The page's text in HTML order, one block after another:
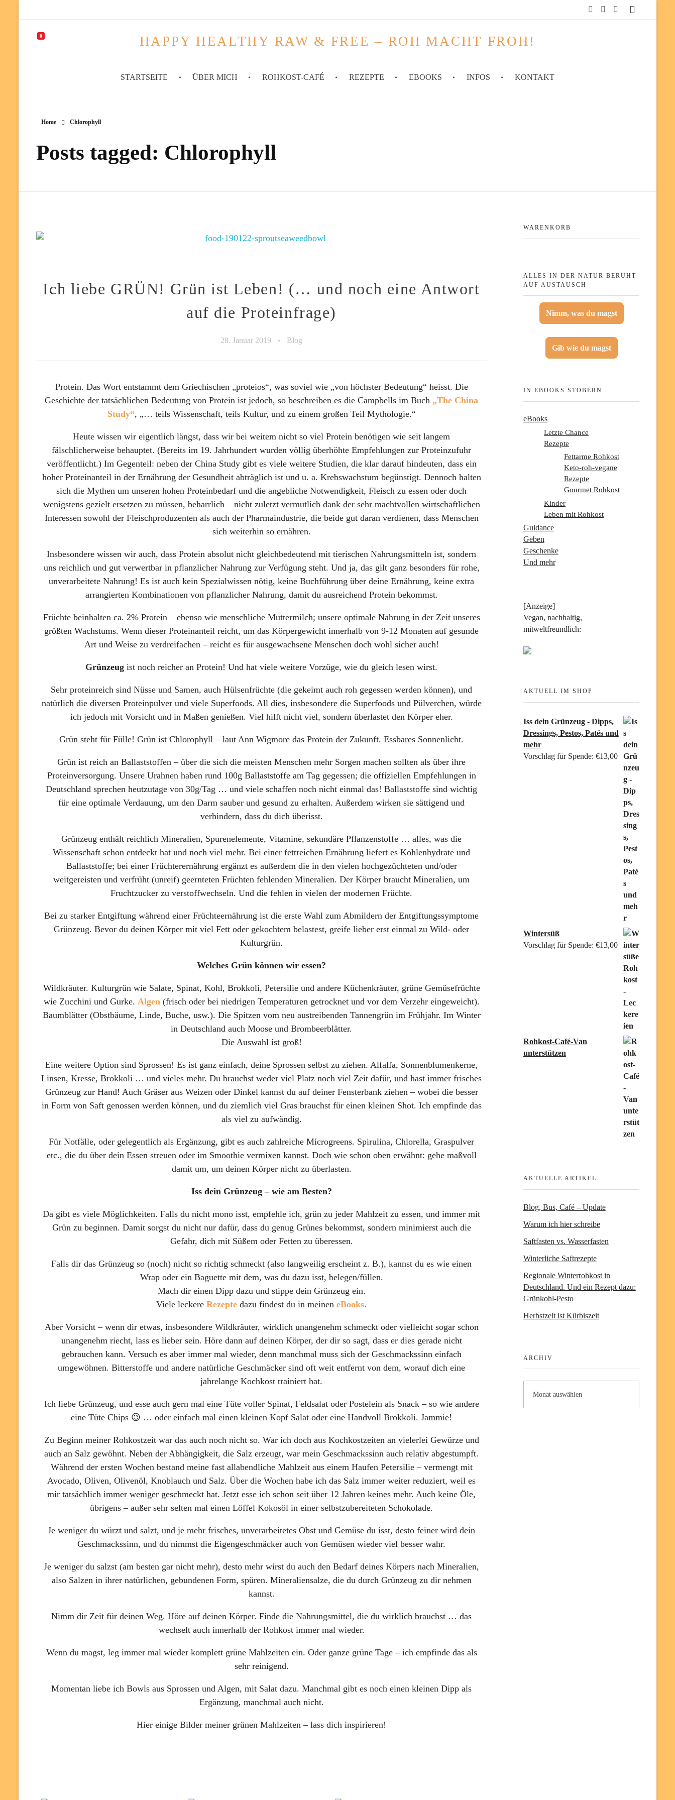
HAPPY HEALTHY RAW & FREE – ROH MACHT FROH!
0
STARTSEITE ÜBER MICH ROHKOST-CAFÉ REZEPTE EBOOKS INFOS KONTAKT
Home Chlorophyll
Posts tagged: Chlorophyll
Ich liebe GRÜN! Grün ist Leben! (… und noch eine Antwort
auf die Proteinfrage)
28. Januar 2019 Blog
Protein. Das Wort entstammt dem Griechischen „proteios“, was soviel wie „von höchster Bedeutung“ heisst. Die
Geschichte der tatsächlichen Bedeutung von Protein ist jedoch, so beschreiben es die Campbells im Buch „The China
Study“, „… teils Wissenschaft, teils Kultur, und zu einem großen Teil Mythologie.“
Heute wissen wir eigentlich längst, dass wir bei weitem nicht so viel Protein benötigen wie seit langem
fälschlicherweise behauptet. (Bereits im 19. Jahrhundert wurden völlig überhöhte Empfehlungen zur Proteinzufuhr
veröffentlicht.) Im Gegenteil: neben der China Study gibt es viele weitere Studien, die klar darauf hindeuten, dass ein
hoher Proteinanteil in der Ernährung der Gesundheit abträglich ist und u. a. Krebswachstum begünstigt. Dennoch halten
sich die Mythen um unseren hohen Proteinbedarf und die angebliche Notwendigkeit, Fleisch zu essen oder doch
wenigstens gezielt ersetzen zu müssen, beharrlich – nicht zuletzt vermutlich dank der sehr machtvollen wirtschaftlichen
Interessen sowohl der Fleischproduzenten als auch der Pharmaindustrie, die beide gut daran verdienen, dass Menschen
sich weiterhin so ernähren.
Insbesondere wissen wir auch, dass Protein absolut nicht gleichbedeutend mit tierischen Nahrungsmitteln ist, sondern
uns reichlich und gut verwertbar in pflanzlicher Nahrung zur Verfügung steht. Und ja, das gilt ganz besonders für rohe,
unverarbeitete Nahrung! Es ist auch kein Spezialwissen nötig, keine Buchführung über deine Ernährung, keine extra
arrangierten Kombinationen von pflanzlicher Nahrung, damit du ausreichend Protein bekommst.
Früchte beinhalten ca. 2% Protein – ebenso wie menschliche Muttermilch; unsere optimale Nahrung in der Zeit unseres
größten Wachstums. Wenn dieser Proteinanteil reicht, um das Körpergewicht innerhalb von 9-12 Monaten auf gesunde
Art und Weise zu verdreifachen – reicht es für ausgewachsene Menschen doch wohl sicher auch!
Grünzeug ist noch reicher an Protein! Und hat viele weitere Vorzüge, wie du gleich lesen wirst.
Sehr proteinreich sind Nüsse und Samen, auch Hülsenfrüchte (die gekeimt auch roh gegessen werden können), und
natürlich die diversen Proteinpulver und viele Superfoods. All dies, insbesondere die Superfoods und Pülverchen, würde
ich jedoch mit Vorsicht und in Maßen genießen. Viel hilft nicht viel, sondern überlastet den Körper eher.
Grün steht für Fülle! Grün ist Chlorophyll – laut Ann Wigmore das Protein der Zukunft. Essbares Sonnenlicht.
Grün ist reich an Ballaststoffen – über die sich die meisten Menschen mehr Sorgen machen sollten als über ihre
Proteinversorgung. Unsere Urahnen haben rund 100g Ballaststoffe am Tag gegessen; die offiziellen Empfehlungen in
Deutschland sprechen heutzutage von 30g/Tag … und viele schaffen noch nicht einmal das! Ballaststoffe sind wichtig
für eine optimale Verdauung, um den Darm sauber und gesund zu erhalten. Außerdem wirken sie sättigend und
verhindern, dass du dich überisst.
Grünzeug enthält reichlich Mineralien, Spurenelemente, Vitamine, sekundäre Pflanzenstoffe … alles, was die
Wissenschaft schon entdeckt hat und noch viel mehr. Bei einer fettreichen Ernährung liefert es Kohlenhydrate und
Ballaststoffe; bei einer Früchterernährung ergänzt es außerdem die in den vielen hochgezüchteten und/oder
weitgereisten und verfrüht (unreif) geernteten Früchten fehlenden Mineralien. Der Körper braucht Mineralien, um
Fruchtzucker zu verstoffwechseln. Und die fehlen in vielen der modernen Früchte.
Bei zu starker Entgiftung während einer Früchteernährung ist die erste Wahl zum Abmildern der Entgiftungssymptome
Grünzeug. Bevor du deinen Körper mit viel Fett oder gekochtem belastest, greife lieber erst einmal zu Wild- oder
Kulturgrün.
Welches Grün können wir essen?
Wildkräuter. Kulturgrün wie Salate, Spinat, Kohl, Brokkoli, Petersilie und andere Küchenkräuter, grüne Gemüsefrüchte
wie Zucchini und Gurke. Algen (frisch oder bei niedrigen Temperaturen getrocknet und vor dem Verzehr eingeweicht).
Baumblätter (Obstbäume, Linde, Buche, usw.). Die Spitzen vom neu austreibenden Tannengrün im Frühjahr. Im Winter
in Deutschland auch Moose und Brombeerblätter.
Die Auswahl ist groß!
Eine weitere Option sind Sprossen! Es ist ganz einfach, deine Sprossen selbst zu ziehen. Alfalfa, Sonnenblumenkerne,
Linsen, Kresse, Brokkoli … und vieles mehr. Du brauchst weder viel Platz noch viel Zeit dafür, und hast immer frisches
Grünzeug zur Hand! Auch Gräser aus Weizen oder Dinkel kannst du auf deiner Fensterbank ziehen – wobei die besser
in Form von Saft genossen werden können, und du ziemlich viel Gras brauchst für einen kleinen Shot. Ich empfinde das
als viel zu aufwändig.
Für Notfälle, oder gelegentlich als Ergänzung, gibt es auch zahlreiche Microgreens. Spirulina, Chlorella, Graspulver
etc., die du über dein Essen streuen oder im Smoothie vermixen kannst. Doch wie schon oben erwähnt: gehe maßvoll
damit um, um deinen Körper nicht zu überlasten.
Iss dein Grünzeug – wie am Besten?
Da gibt es viele Möglichkeiten. Falls du nicht mono isst, empfehle ich, grün zu jeder Mahlzeit zu essen, und immer mit
Grün zu beginnen. Damit sorgst du nicht nur dafür, dass du genug Grünes bekommst, sondern minimierst auch die
Gefahr, dich mit Süßem oder Fetten zu überessen.
Falls dir das Grünzeug so (noch) nicht so richtig schmeckt (also langweilig erscheint z. B.), kannst du es wie einen
Wrap oder ein Baguette mit dem, was du dazu isst, belegen/füllen.
Mach dir einen Dipp dazu und stippe dein Grünzeug ein.
Viele leckere Rezepte dazu findest du in meinen eBooks.
Aber Vorsicht – wenn dir etwas, insbesondere Wildkräuter, wirklich unangenehm schmeckt oder vielleicht sogar schon
unangenehm riecht, lass es lieber sein. Höre dann auf deinen Körper, der dir so sagt, dass er dies gerade nicht
gebrauchen kann. Versuch es aber immer mal wieder, denn manchmal muss sich der Geschmackssinn einfach
umgewöhnen. Bitterstoffe und andere natürliche Geschmäcker sind oft weit entfernt von dem, worauf dich eine
jahrelange Kochkost trainiert hat.
Ich liebe Grünzeug, und esse auch gern mal eine Tüte voller Spinat, Feldsalat oder Postelein als Snack – so wie andere
eine Tüte Chips 😉 … oder einfach mal einen kleinen Kopf Salat oder eine Handvoll Brokkoli. Jammie!
Zu Beginn meiner Rohkostzeit war das auch noch nicht so. War ich doch aus Kochkostzeiten an vielerlei Gewürze und
auch an Salz gewöhnt. Neben der Abhängigkeit, die Salz erzeugt, war mein Geschmackssinn auch relativ abgestumpft.
Während der ersten Wochen bestand meine fast allabendliche Mahlzeit aus einem Haufen Petersilie – vermengt mit
Avocado, Oliven, Olivenöl, Knoblauch und Salz. Über die Wochen habe ich das Salz immer weiter reduziert, weil es
mir tatsächlich immer weniger geschmeckt hat. Jetzt esse ich schon seit über 12 Jahren keines mehr. Auch keine Öle,
übrigens – außer sehr selten mal einen Löffel Kokosöl in einer selbstzubereiteten Schokolade.
Je weniger du würzt und salzt, und je mehr frisches, unverarbeitetes Obst und Gemüse du isst, desto feiner wird dein
Geschmackssinn, und du nimmst die Eigengeschmäcker auch von Gemüsen wieder viel besser wahr.
Je weniger du salzst (am besten gar nicht mehr), desto mehr wirst du auch den Bedarf deines Körpers nach Mineralien,
also Salzen in ihrer natürlichen, gebundenen Form, spüren. Mineraliensalze, die du durch Grünzeug zu dir nehmen
kannst.
Nimm dir Zeit für deinen Weg. Höre auf deinen Körper. Finde die Nahrungsmittel, die du wirklich brauchst … das
wechselt auch innerhalb der Rohkost immer mal wieder.
Wenn du magst, leg immer mal wieder komplett grüne Mahlzeiten ein. Oder ganze grüne Tage – ich empfinde das als
sehr reinigend.
Momentan liebe ich Bowls aus Sprossen und Algen, mit Salat dazu. Manchmal gibt es noch einen kleinen Dipp als
Ergänzung, manchmal auch nicht.
Hier einige Bilder meiner grünen Mahlzeiten – lass dich inspirieren!
WARENKORB
ALLES IN DER NATUR BERUHT
AUF AUSTAUSCH
Nimm, was du magst
Gib wie du magst
IN EBOOKS STÖBERN
eBooks
Letzte Chance
Rezepte
Fettarme Rohkost
Keto-roh-vegane
Rezepte
Gourmet Rohkost
Kinder
Leben mit Rohkost
Guidance
Geben
Geschenke
Und mehr
[Anzeige]
Vegan, nachhaltig,
mitweltfreundlich:
AKTUELL IM SHOP
Iss dein Grünzeug - Dipps,
Dressings, Pestos, Patés und
mehr
Vorschlag für Spende: €13,00
Wintersüß
Vorschlag für Spende: €13,00
Rohkost-Café-Van
unterstützen
AKTUELLE ARTIKEL
Blog, Bus, Café – Update
Warum ich hier schreibe
Saftfasten vs. Wasserfasten
Winterliche Saftrezepte
Regionale Winterrohkost in
Deutschland. Und ein Rezept dazu:
Grünkohl-Pesto
Herbstzeit ist Kürbiszeit
ARCHIV